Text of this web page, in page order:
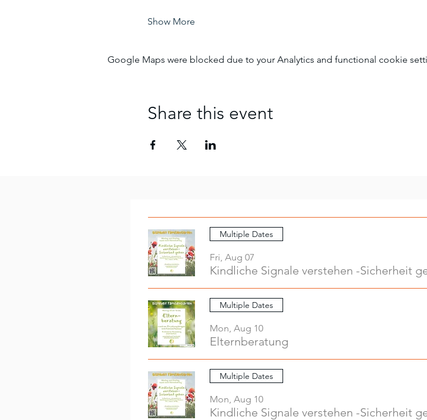
Show More
Google Maps were blocked due to your Analytics and functional cookie
Share this event
Multiple Dates
Fri, Aug 07
Kindliche Signale verstehen -Sicherheit
Multiple Dates
Mon, Aug 10
Elternberatung
Multiple Dates
Mon, Aug 10
Kindliche Signale verstehen -Sicherheit